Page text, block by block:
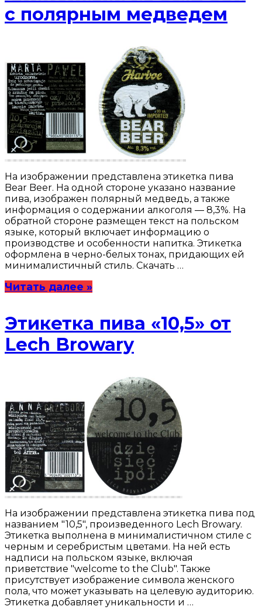
с полярным медведем
На изображении представлена этикетка пива
Bear Beer. На одной стороне указано название
пива, изображен полярный медведь, а также
информация о содержании алкоголя — 8,3%. На
обратной стороне размещен текст на польском
языке, который включает информацию о
производстве и особенности напитка. Этикетка
оформлена в черно-белых тонах, придающих ей
минималистичный стиль. Скачать …
Читать далее »
Этикетка пива «10,5» от
Lech Browary
На изображении представлена этикетка пива под
названием "10,5", произведенного Lech Browary.
Этикетка выполнена в минималистичном стиле с
черным и серебристым цветами. На ней есть
надписи на польском языке, включая
приветствие "welcome to the Club". Также
присутствует изображение символа женского
пола, что может указывать на целевую аудиторию.
Этикетка добавляет уникальности и …